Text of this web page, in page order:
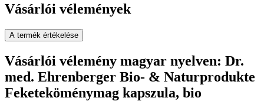
Vásárlói vélemények
A termék értékelése
Vásárlói vélemény magyar nyelven: Dr.
med. Ehrenberger Bio- & Naturprodukte
Feketeköménymag kapszula, bio